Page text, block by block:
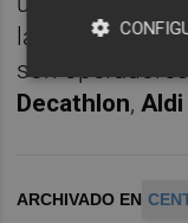
la firma. Los
son
Decathlon, Aldi
ARCHIVADO EN